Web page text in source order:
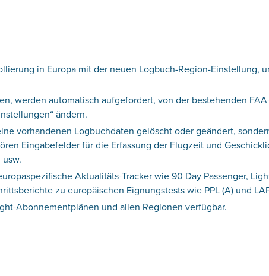
in Europa mit der neuen Logbuch-Region-Einstellung,
werden automatisch aufgefordert, von der bestehenden
ändern.
vorhandenen Logbuchdaten gelöscht oder geändert,
Eingabefelder für die Erfassung der Flugzeit und
Aktualitäts-Tracker wie 90 Day Passenger,
zu europäischen Eignungstests wie PPL (A) und
Abonnementplänen und allen Regionen verfügbar.